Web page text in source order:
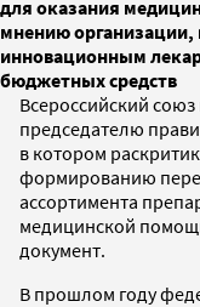
для оказания
мнению организации,
инновационным
бюджетных средств
Всероссийский
председателю
в котором
формированию
ассортимента
медицинской
документ.
В прошлом году